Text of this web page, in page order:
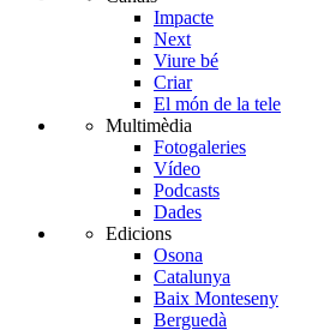
Impacte
Next
Viure bé
Criar
El món de la tele
Multimèdia
Fotogaleries
Vídeo
Podcasts
Dades
Edicions
Osona
Catalunya
Baix Monteseny
Berguedà